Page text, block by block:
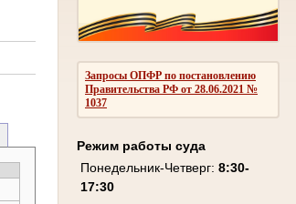
Запросы ОПФР по постановлению
Правительства РФ от 28.06.2021 №
1037
Режим работы суда
Понедельник-Четверг: 8:30-
17:30